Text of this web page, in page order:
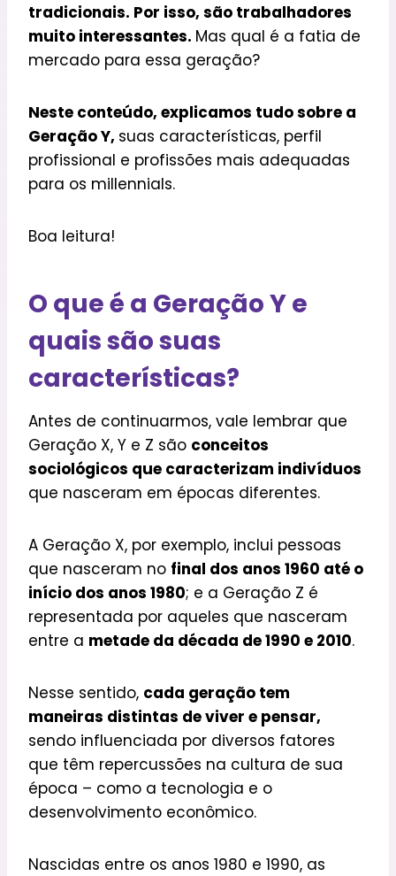
tradicionais. Por isso, são trabalhadores
muito interessantes. Mas qual é a fatia de
mercado para essa geração?
Neste conteúdo, explicamos tudo sobre a
Geração Y, suas características, perfil
profissional e profissões mais adequadas
para os millennials.
Boa leitura!
O que é a Geração Y e
quais são suas
características?
Antes de continuarmos, vale lembrar que
Geração X, Y e Z são conceitos
sociológicos que caracterizam indivíduos
que nasceram em épocas diferentes.
A Geração X, por exemplo, inclui pessoas
que nasceram no final dos anos 1960 até o
início dos anos 1980; e a Geração Z é
representada por aqueles que nasceram
entre a metade da década de 1990 e 2010.
Nesse sentido, cada geração tem
maneiras distintas de viver e pensar,
sendo influenciada por diversos fatores
que têm repercussões na cultura de sua
época – como a tecnologia e o
desenvolvimento econômico.
Nascidas entre os anos 1980 e 1990, as